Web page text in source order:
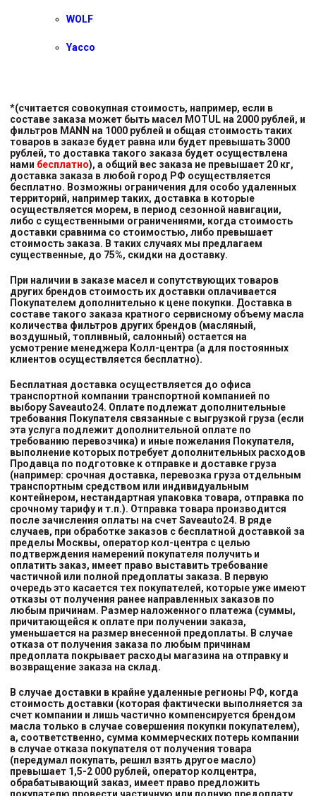
WOLF
Yacco
*(считается совокупная стоимость, например, если в
составе заказа может быть масел MOTUL на 2000 рублей, и
фильтров MANN на 1000 рублей и общая стоимость таких
товаров в заказе будет равна или будет превышать 3000
рублей, то доставка такого заказа будет осуществлена
нами бесплатно), а общий вес заказа не превышает 20 кг,
доставка заказа в любой город РФ осуществляется
бесплатно. Возможны ограничения для особо удаленных
территорий, например таких, доставка в которые
осуществляется морем, в период сезонной навигации,
либо с существенными ограничениями, когда стоимость
доставки сравнима со стоимостью, либо превышает
стоимость заказа. В таких случаях мы предлагаем
существенные, до 75%, скидки на доставку.
При наличии в заказе масел и сопутствующих товаров
других брендов стоимость их доставки оплачивается
Покупателем дополнительно к цене покупки. Доставка в
составе такого заказа кратного сервисному объему масла
количества фильтров других брендов (масляный,
воздушный, топливный, салонный) остается на
усмотрение менеджера Колл-центра (а для постоянных
клиентов осуществляется бесплатно).
Бесплатная доставка осуществляется до офиса
транспортной компании транспортной компанией по
выборуSaveauto24. Оплате подлежат дополнительные
требования Покупателя связанные с выгрузкой груза (если
эта услуга подлежит дополнительной оплате по
требованию перевозчика) и иные пожелания Покупателя,
выполнение которых потребует дополнительных расходов
Продавца по подготовке к отправке и доставке груза
(например: срочная доставка, перевозка груза отдельным
транспортным средством или индивидуальным
контейнером, нестандартная упаковка товара, отправка по
срочному тарифу и т.п.). Отправка товара производится
после зачисления оплаты на счет Saveauto24. В ряде
случаев, при обработке заказов с бесплатной доставкой за
пределы Москвы, оператор кол-центра с целью
подтверждения намерений покупателя получить и
оплатить заказ, имеет право выставить требование
частичной или полной предоплаты заказа. В первую
очередь это касается тех покупателей, которые уже имеют
отказы от получения ранее направленных заказов по
любым причинам. Размер наложенного платежа (суммы,
причитающейся к оплате при получении заказа,
уменьшается на размер внесенной предоплаты. В случае
отказа от получения заказа по любым причинам
предоплата покрывает расходы магазина на отправку и
возвращение заказа на склад.
В случае доставки в крайне удаленные регионы РФ, когда
стоимость доставки (которая фактически выполняется за
счет компании и лишь частично компенсируется брендом
масла только в случае совершения покупки покупателем),
а, соответственно, сумма коммерческих потерь компании
в случае отказа покупателя от получения товара
(передумал покупать, решил взять другое масло)
превышает 1,5-2 000 рублей, оператор колцентра,
обрабатывающий заказ, имеет право предложить